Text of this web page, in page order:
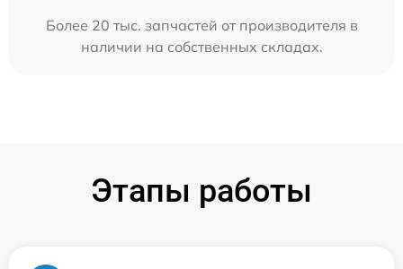
Более 20 тыс. запчастей от производителя в
наличии на собственных складах.
Этапы работы